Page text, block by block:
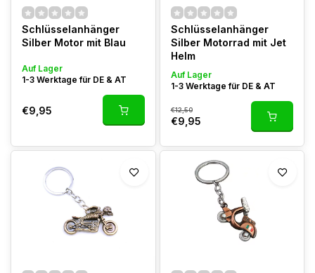
Schlüsselanhänger
Silber Motor mit Blau
Auf Lager
1-3 Werktage für DE & AT
€9,95
Schlüsselanhänger
Silber Motorrad mit Jet
Helm
Auf Lager
1-3 Werktage für DE & AT
€12,50
€9,95